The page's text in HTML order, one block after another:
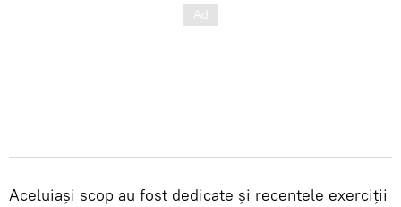
Aceluiași scop au fost dedicate și recentele exerciții